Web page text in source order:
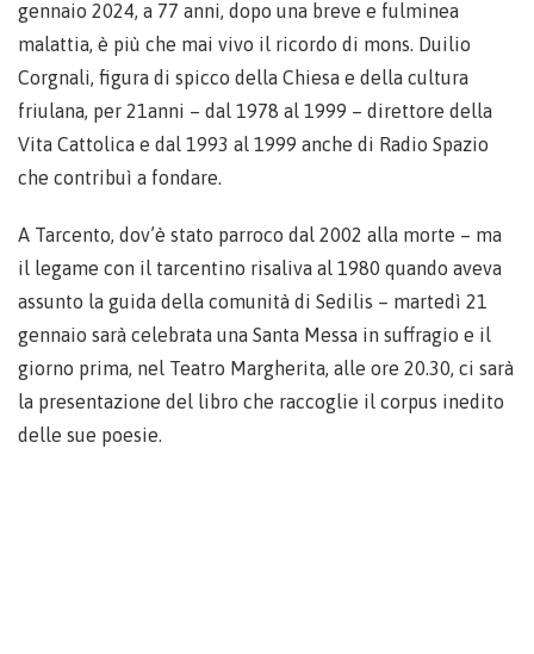
gennaio 2024, a 77 anni, dopo una breve e fulminea
malattia, è più che mai vivo il ricordo di mons. Duilio
Corgnali, figura di spicco della Chiesa e della cultura
friulana, per 21anni – dal 1978 al 1999 – direttore della
Vita Cattolica e dal 1993 al 1999 anche di Radio Spazio
che contribuì a fondare.
A Tarcento, dov’è stato parroco dal 2002 alla morte – ma
il legame con il tarcentino risaliva al 1980 quando aveva
assunto la guida della comunità di Sedilis – martedì 21
gennaio sarà celebrata una Santa Messa in suffragio e il
giorno prima, nel Teatro Margherita, alle ore 20.30, ci sarà
la presentazione del libro che raccoglie il corpus inedito
delle sue poesie.